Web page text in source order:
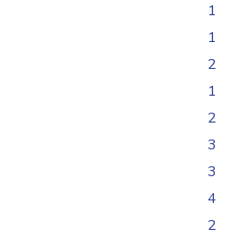
1
1
2
1
2
3
3
4
2